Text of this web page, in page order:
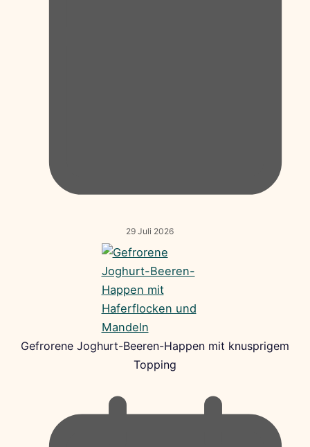
29 Juli 2026
Gefrorene Joghurt-Beeren-Happen mit knusprigem
Topping